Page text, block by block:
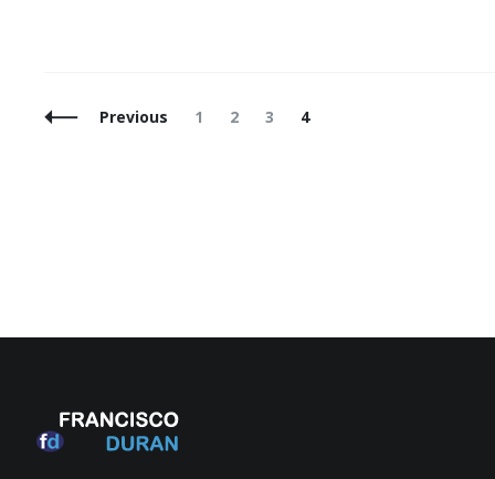
Posts
Previous Page
1 Page
2 Page
3 Page
4